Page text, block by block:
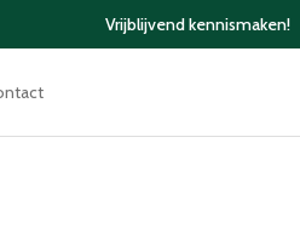
Vrijblijvend kennismaken!